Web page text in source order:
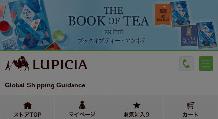
Global Shipping Guidance